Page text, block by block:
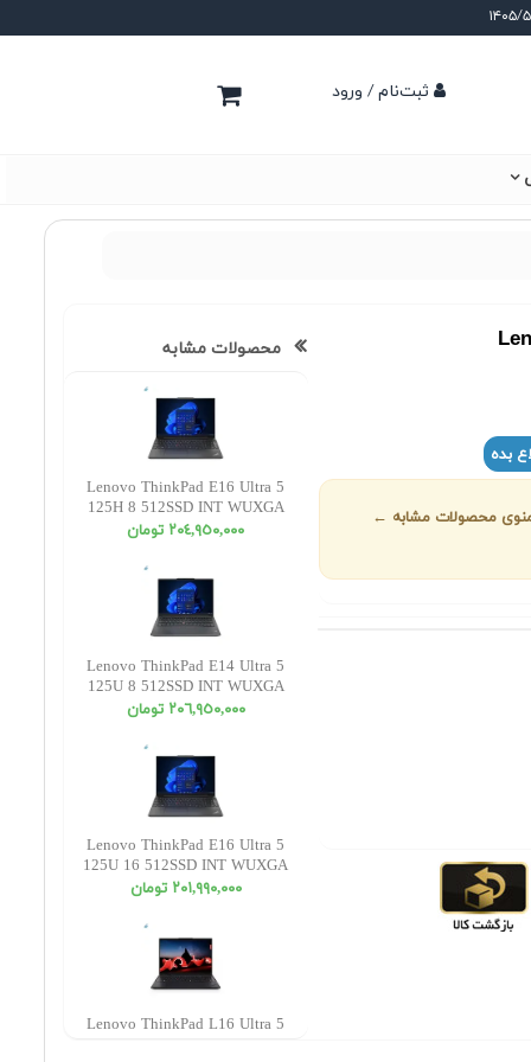
ثبت‌نام / ورود
بده
منوی محصولات مشابه ←
محصولات مشابه
Lenovo ThinkPad E16 Ultra 5
125H 8 512SSD INT WUXGA
٢٠٤,٩٥٠,٠٠٠ تومان
Lenovo ThinkPad E14 Ultra 5
125U 8 512SSD INT WUXGA
٢٠٦,٩٥٠,٠٠٠ تومان
Lenovo ThinkPad E16 Ultra 5
125U 16 512SSD INT WUXGA
٢٠١,٩٩٠,٠٠٠ تومان
Lenovo ThinkPad L16 Ultra 5